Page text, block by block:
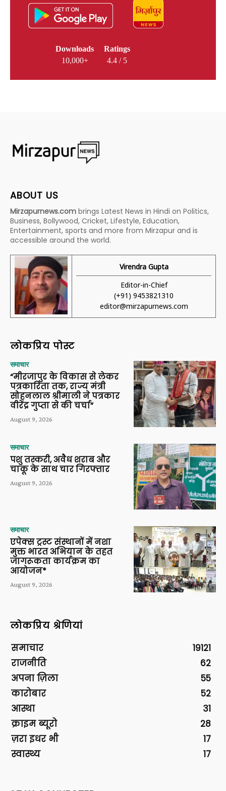
Downloads
10,000+
Ratings
4.4 / 5
ABOUT US
Mirzapurnews.com brings Latest News in Hindi on Politics,
Business, Bollywood, Cricket, Lifestyle, Education,
Entertainment, sports and more from Mirzapur and is
accessible around the world.
Virendra Gupta
Editor-in-Chief
(+91) 9453821310
editor@mirzapurnews.com
लोकप्रिय पोस्ट
समाचार
“मीरजापुर के विकास से लेकर
पत्रकारिता तक, राज्य मंत्री
सोहनलाल श्रीमाली ने पत्रकार
वीरेंद्र गुप्ता से की चर्चा”
August 9, 2026
समाचार
पशु तस्करी, अवैध शराब और
चाकू के साथ चार गिरफ्तार
August 9, 2026
समाचार
एपेक्स ट्रस्ट संस्थानों में नशा
मुक्त भारत अभियान के तहत
जागरूकता कार्यक्रम का
आयोजन*
August 9, 2026
लोकप्रिय श्रेणियां
समाचार
19121
राजनीति
62
अपना ज़िला
55
कारोबार
52
आस्था
31
क्राइम ब्यूरो
28
ज़रा इधर भी
17
स्वास्थ्य
17